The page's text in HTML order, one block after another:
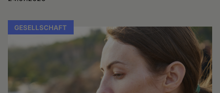
GESELLSCHAFT